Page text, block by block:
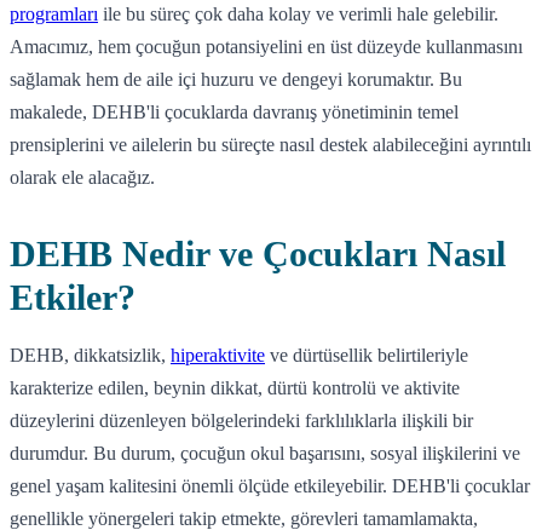
programları ile bu süreç çok daha kolay ve verimli hale gelebilir.
Amacımız, hem çocuğun potansiyelini en üst düzeyde kullanmasını
sağlamak hem de aile içi huzuru ve dengeyi korumaktır. Bu
makalede, DEHB'li çocuklarda davranış yönetiminin temel
prensiplerini ve ailelerin bu süreçte nasıl destek alabileceğini ayrıntılı
olarak ele alacağız.
DEHB Nedir ve Çocukları Nasıl
Etkiler?
DEHB, dikkatsizlik, hiperaktivite ve dürtüsellik belirtileriyle
karakterize edilen, beynin dikkat, dürtü kontrolü ve aktivite
düzeylerini düzenleyen bölgelerindeki farklılıklarla ilişkili bir
durumdur. Bu durum, çocuğun okul başarısını, sosyal ilişkilerini ve
genel yaşam kalitesini önemli ölçüde etkileyebilir. DEHB'li çocuklar
genellikle yönergeleri takip etmekte, görevleri tamamlamakta,